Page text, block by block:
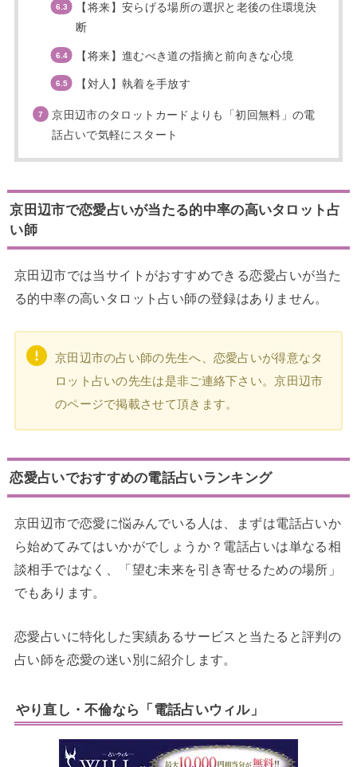
【将来】安らげる場所の選択と老後の住環境決
断
【将来】進むべき道の指摘と前向きな心境
【対人】執着を手放す
京田辺市のタロットカードよりも「初回無料」の電
話占いで気軽にスタート
京田辺市で恋愛占いが当たる的中率の高いタロット占
い師
京田辺市では当サイトがおすすめできる恋愛占いが当た
る的中率の高いタロット占い師の登録はありません。
京田辺市の占い師の先生へ、恋愛占いが得意なタ
ロット占いの先生は是非ご連絡下さい。京田辺市
のページで掲載させて頂きます。
恋愛占いでおすすめの電話占いランキング
京田辺市で恋愛に悩みんでいる人は、まずは電話占いか
ら始めてみてはいかがでしょうか？電話占いは単なる相
談相手ではなく、「望む未来を引き寄せるための場所」
でもあります。
恋愛占いに特化した実績あるサービスと当たると評判の
占い師を恋愛の迷い別に紹介します。
やり直し・不倫なら「電話占いウィル」